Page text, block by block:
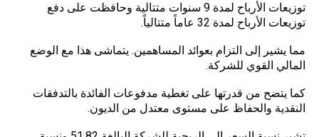
توزيعات الأرباح لمدة 9 سنوات متتالية وحافظت على دفع
توزيعات الأرباح لمدة 32 عاماً متتالياً.
مما يشير إلى التزام بعوائد المساهمين. يتماشى هذا مع الوضع
المالي القوي للشركة.
كما يتضح من قدرتها على تغطية مدفوعات الفائدة بالتدفقات
النقدية والحفاظ على مستوى معتدل من الديون.